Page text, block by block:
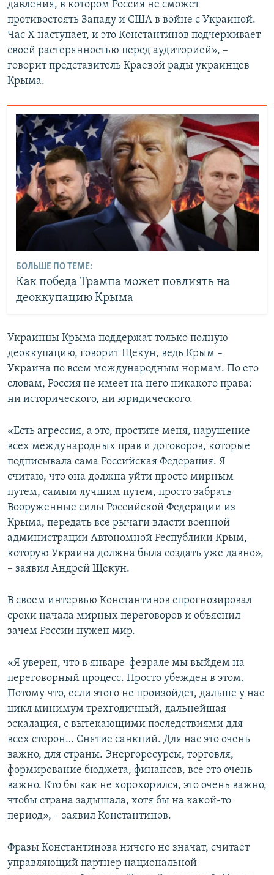
давления, в котором Россия не сможет
противостоять Западу и США в войне с Украиной.
Час Х наступает, и это Константинов подчеркивает
своей растерянностью перед аудиторией», –
говорит представитель Краевой рады украинцев
Крыма.
БОЛЬШЕ ПО ТЕМЕ:
Как победа Трампа может повлиять на
деоккупацию Крыма
Украинцы Крыма поддержат только полную
деоккупацию, говорит Щекун, ведь Крым –
Украина по всем международным нормам. По его
словам, Россия не имеет на него никакого права:
ни исторического, ни юридического.
«Есть агрессия, а это, простите меня, нарушение
всех международных прав и договоров, которые
подписывала сама Российская Федерация. Я
считаю, что она должна уйти просто мирным
путем, самым лучшим путем, просто забрать
Вооруженные силы Российской Федерации из
Крыма, передать все рычаги власти военной
администрации Автономной Республики Крым,
которую Украина должна была создать уже давно»,
– заявил Андрей Щекун.
В своем интервью Константинов спрогнозировал
сроки начала мирных переговоров и объяснил
зачем России нужен мир.
«Я уверен, что в январе-феврале мы выйдем на
переговорный процесс. Просто убежден в этом.
Потому что, если этого не произойдет, дальше у нас
цикл минимум трехгодичный, дальнейшая
эскалация, с вытекающими последствиями для
всех сторон… Снятие санкций. Для нас это очень
важно, для страны. Энергоресурсы, торговля,
формирование бюджета, финансов, все это очень
важно. Кто бы как не хорохорился, это очень важно,
чтобы страна задышала, хотя бы на какой-то
период», – заявил Константинов.
Фразы Константинова ничего не значат, считает
управляющий партнер национальной